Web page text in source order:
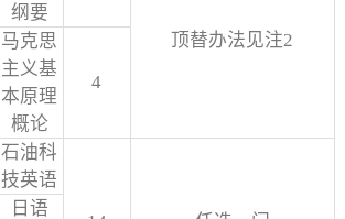
纲要
顶替办法见注2
马克思
主义基
本原理
概论
4
石油科
技英语
日语